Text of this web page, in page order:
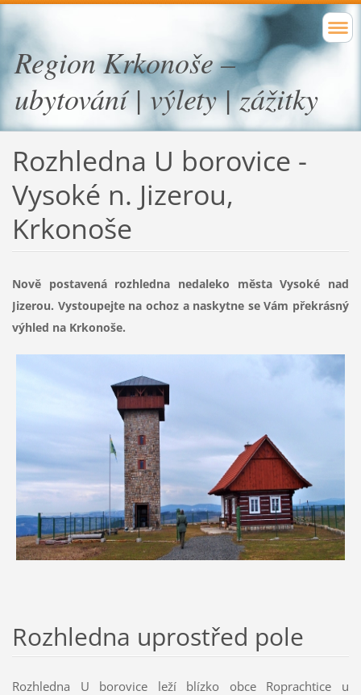
Region Krkonoše –
ubytování | výlety | zážitky
Rozhledna U borovice -
Vysoké n. Jizerou,
Krkonoše
Nově postavená rozhledna nedaleko města Vysoké nad
Jizerou. Vystoupejte na ochoz a naskytne se Vám překrásný
výhled na Krkonoše.
Rozhledna uprostřed pole
Rozhledna U borovice leží blízko obce Roprachtice u